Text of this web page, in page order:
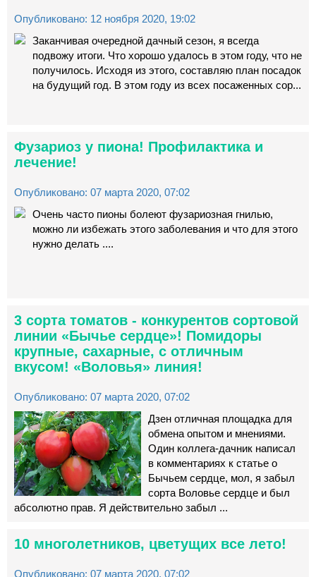
Опубликовано: 12 ноября 2020, 19:02
Заканчивая очередной дачный сезон, я всегда
подвожу итоги. Что хорошо удалось в этом году, что не
получилось. Исходя из этого, составляю план посадок
на будущий год. В этом году из всех посаженных сор...
Фузариоз у пиона! Профилактика и
лечение!
Опубликовано: 07 марта 2020, 07:02
Очень часто пионы болеют фузариозная гнилью,
можно ли избежать этого заболевания и что для этого
нужно делать ....
3 сорта томатов - конкурентов сортовой
линии «Бычье сердце»! Помидоры
крупные, сахарные, с отличным
вкусом! «Воловья» линия!
Опубликовано: 07 марта 2020, 07:02
Дзен отличная площадка для
обмена опытом и мнениями.
Один коллега-дачник написал
в комментариях к статье о
Бычьем сердце, мол, я забыл
сорта Воловье сердце и был
абсолютно прав. Я действительно забыл ...
10 многолетников, цветущих все лето!
Опубликовано: 07 марта 2020, 07:02